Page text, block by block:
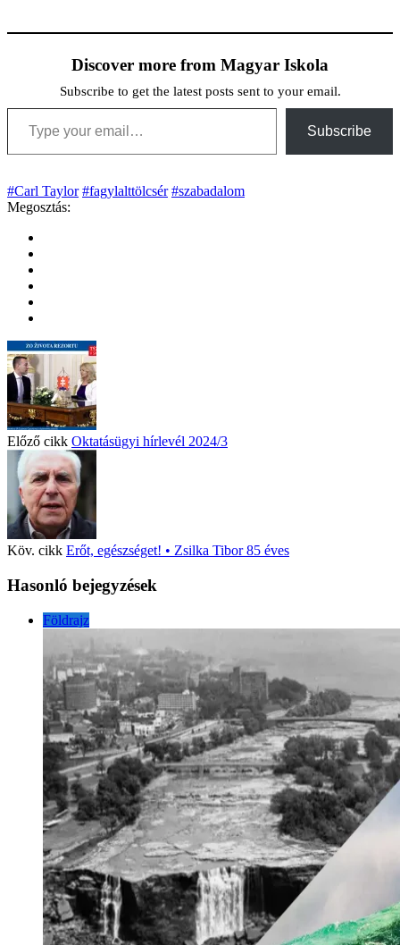
Discover more from Magyar Iskola
Subscribe to get the latest posts sent to your email.
Type your email…
Subscribe
#Carl Taylor #fagylalttölcsér #szabadalom
Megosztás:
Előző cikk Oktatásügyi hírlevél 2024/3
Köv. cikk Erőt, egészséget! • Zsilka Tibor 85 éves
Hasonló bejegyzések
Földrajz